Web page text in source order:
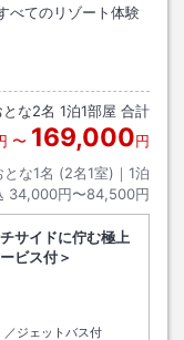
べてのリゾート体験
とな2名 1泊1部屋 合計
〜 169,000円
とな1名 (2名1室)｜ 1泊
34,000円〜84,500円
サイドに佇む極上
ビス付＞
／ジェットバス付